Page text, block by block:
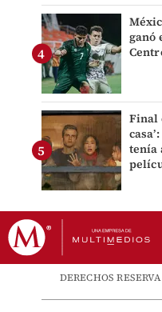
ganó
Final
tenía
DERECHOS